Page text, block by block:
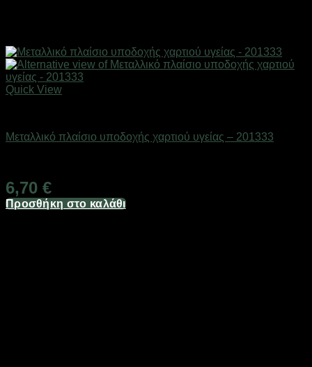
Quick View
Μεταλλικό πλαίσιο υποδοχής χαρτιού υγείας – 201333
6,70 €
Προσθήκη στο καλάθι